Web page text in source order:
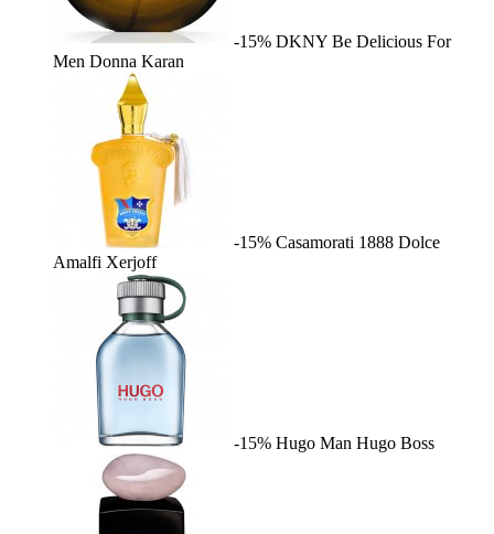
-15% DKNY Be Delicious For
Men Donna Karan
-15% Casamorati 1888 Dolce
Amalfi Xerjoff
-15% Hugo Man Hugo Boss